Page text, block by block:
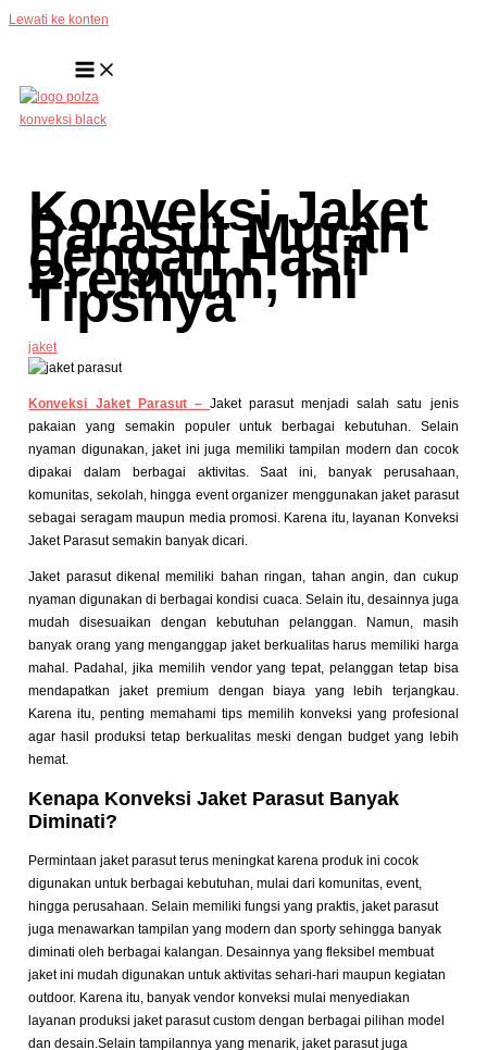
Lewati ke konten
Konveksi Jaket
Parasut Murah
dengan Hasil
Premium, Ini
Tipsnya
jaket
Konveksi Jaket Parasut – Jaket parasut menjadi salah satu jenis
pakaian yang semakin populer untuk berbagai kebutuhan. Selain
nyaman digunakan, jaket ini juga memiliki tampilan modern dan cocok
dipakai dalam berbagai aktivitas.Saat ini, banyak perusahaan,
komunitas, sekolah, hingga event organizer menggunakan jaket parasut
sebagai seragam maupun media promosi. Karena itu, layanan Konveksi
Jaket Parasut semakin banyak dicari.
Jaket parasut dikenal memiliki bahan ringan, tahan angin, dan cukup
nyaman digunakan di berbagai kondisi cuaca. Selain itu, desainnya juga
mudah disesuaikan dengan kebutuhan pelanggan.
Namun, masih
banyak orang yang menganggap jaket berkualitas harus memiliki harga
mahal. Padahal, jika memilih vendor yang tepat, pelanggan tetap bisa
mendapatkan jaket premium dengan biaya yang lebih terjangkau.
Karena itu, penting memahami tips memilih konveksi yang profesional
agar hasil produksi tetap berkualitas meski dengan budget yang lebih
hemat.
Kenapa Konveksi Jaket Parasut Banyak
Diminati?
Permintaan jaket parasut terus meningkat karena produk ini cocok
digunakan untuk berbagai kebutuhan, mulai dari komunitas, event,
hingga perusahaan. Selain memiliki fungsi yang praktis, jaket parasut
juga menawarkan tampilan yang modern dan sporty sehingga banyak
diminati oleh berbagai kalangan. Desainnya yang fleksibel membuat
jaket ini mudah digunakan untuk aktivitas sehari-hari maupun kegiatan
outdoor. Karena itu, banyak vendor konveksi mulai menyediakan
layanan produksi jaket parasut custom dengan berbagai pilihan model
dan desain.Selain tampilannya yang menarik, jaket parasut juga